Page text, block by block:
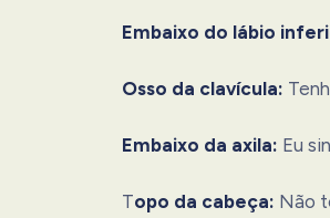
Embaixo do lábio
Osso da clavícula:
Embaixo da axila: Eu
Topo da cabeça: Não